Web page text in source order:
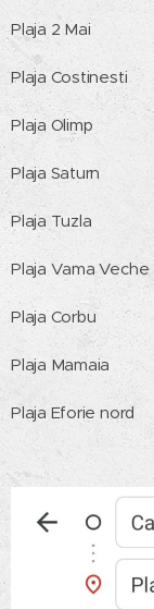
Plaja 2 Mai
Plaja Costinesti
Plaja Olimp
Plaja Saturn
Plaja Tuzla
Plaja Vama Veche
Plaja Corbu
Plaja Mamaia
Plaja Eforie nord